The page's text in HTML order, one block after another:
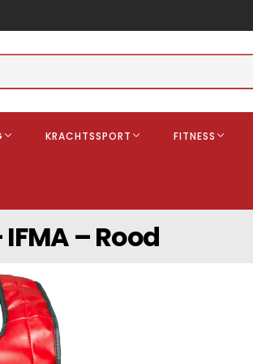
Gebitsbescherming
KRACHTSSPORT FITNESS
– Rood